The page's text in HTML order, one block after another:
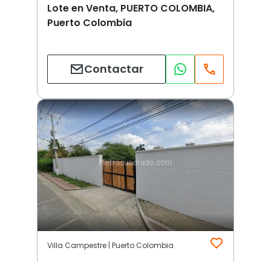
Lote en Venta, PUERTO COLOMBIA,
Puerto Colombia
Contactar
Villa Campestre | Puerto Colombia